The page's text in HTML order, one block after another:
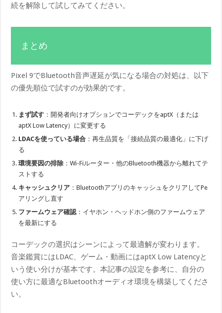
続を解除して試してみてください。
まとめ
Pixel 9でBluetooth音声遅延が気になる場合の対処は、以下
の優先順位で試すのが効果的です。
まず試す ：開発者向けオプションでコーデックをaptX（または
aptX Low Latency）に変更する
LDACを使っている場合 ：再生品質を「接続品質の最適化」に下げ
る
環境要因の排除 ：Wi-Fiルーター・他のBluetooth機器から離れてテ
ストする
キャッシュクリア ：BluetoothアプリのキャッシュをクリアしてPe
アリングし直す
ファームウェア確認 ：イヤホン・ヘッドホン側のファームウェア
を最新にする
コーデックの選択はシーンによって最適解が変わります。
音楽鑑賞にはLDAC、ゲーム・動画にはaptX Low Latencyと
いう使い分けが基本です。本記事の設定を参考に、自分の
使い方に最適なBluetoothオーディオ環境を構築してくださ
い。